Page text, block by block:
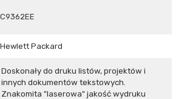
Hewlett Packard
Doskonały do druku listów, projektów i
innych dokumentów tekstowych.
Znakomita "laserowa" jakość wydruku